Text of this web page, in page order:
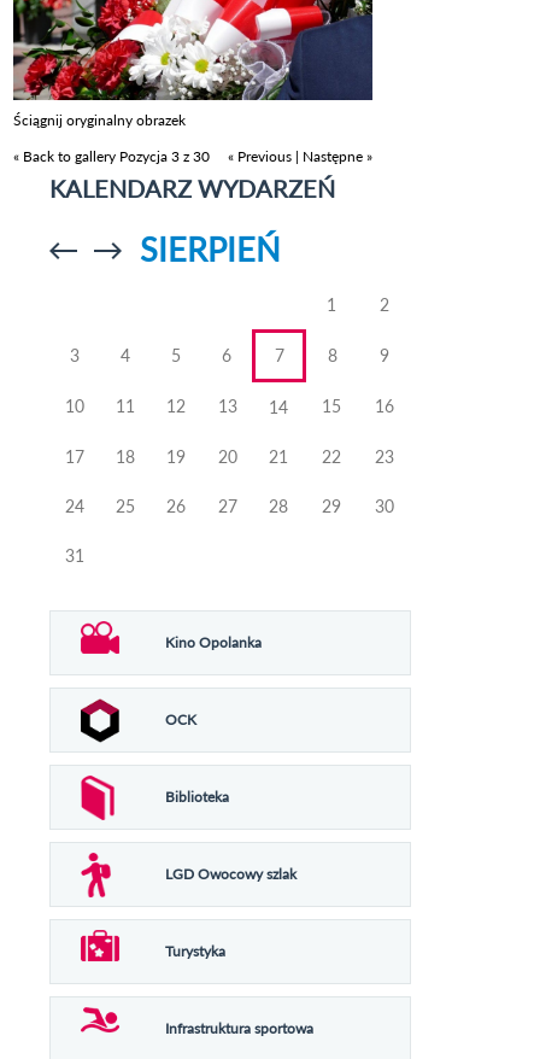
Ściągnij oryginalny obrazek
« Back to gallery Pozycja 3 z 30 « Previous | Następne »
KALENDARZ WYDARZEŃ
Przejdź doPrzejdź do
SIERPIEŃ
1 2
3 4 5 6 7 8 9
10 11 12 13 14 15 16
17 18 19 20 21 22 23
24 25 26 27 28 29 30
31
Kino Opolanka
OCK
Biblioteka
LGD Owocowy szlak
Turystyka
Infrastruktura sportowa